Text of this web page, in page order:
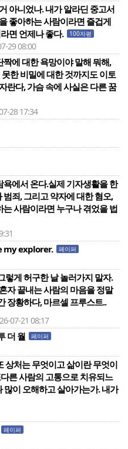
아니었나. 내가 알라딘 중고서
좋아하는 사람이라면 즐겁게
면 언제나 좋다.
100자평
29 08:00
에 대한 욕망이야 말해 뭐해,
한 비밀에 대한 것까지도 이토
란다, 가슴 속에 사실은 다른 꿈
28 17:34
에서 온다.실제 기자생활을 한
죄, 그리고 약자에 대한 혐오,
사람이라면 누구나 겪었을 법
my explorer. 페이퍼
렇게 허구한 날 놀러가지 말자.
자 끝내는 사람의 마음을 정말
장황하다, 마르셀 프루스트..
07-21 08:17
더 월 페이퍼
상처는 무엇이고 삶이란 무엇이
른 사람의 고통으로 치유되느
많이 오해하고 살아가는가. 내가
페이퍼